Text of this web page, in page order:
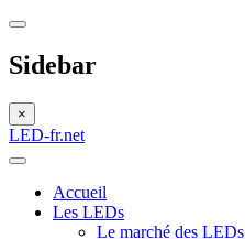
Sidebar
×
LED-fr.net
Accueil
Les LEDs
Le marché des LEDs